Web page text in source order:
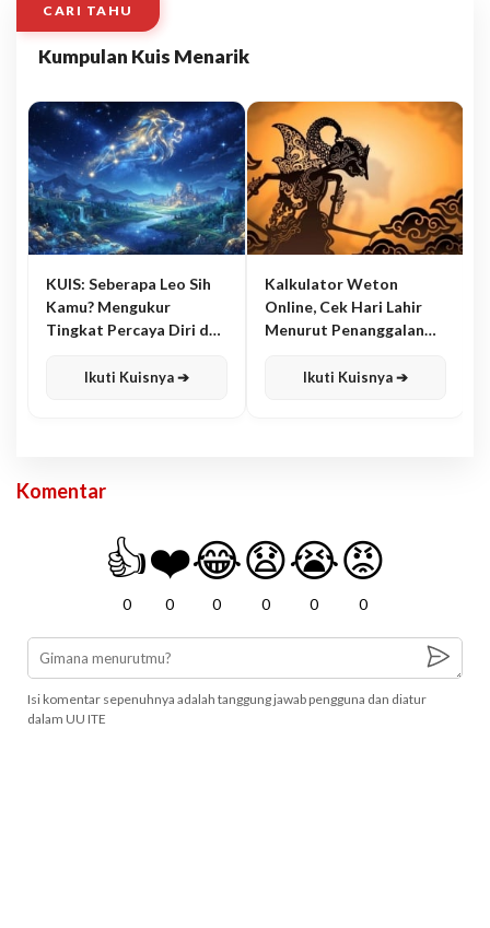
CARI TAHU
Kumpulan Kuis Menarik
KUIS: Seberapa Leo Sih
Kamu? Mengukur
Tingkat Percaya Diri dan
Ikuti Kuisnya ➔
Kalkulator Weton
Online, Cek Hari Lahir
Menurut Penanggalan
Ikuti Kuisnya ➔
Komentar
👍
0
❤️
0
😂
0
😧
0
😭
0
😡
0
Isi komentar sepenuhnya adalah tanggung jawab pengguna dan diatur
dalam UU ITE